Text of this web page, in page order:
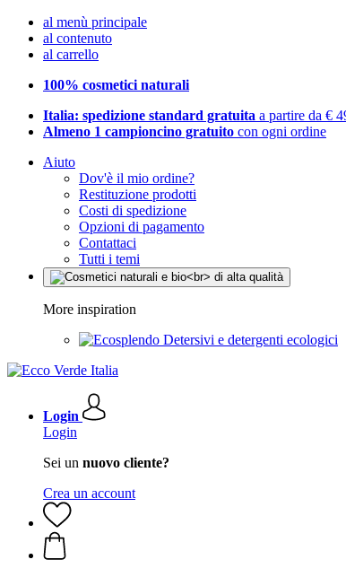
al menù principale
al contenuto
al carrello
100% cosmetici naturali
Italia: spedizione standard gratuita a partire da €
Almeno 1 campioncino gratuito con ogni ordine
Aiuto
Dov'è il mio ordine?
Restituzione prodotti
Costi di spedizione
Opzioni di pagamento
Contattaci
Tutti i temi
More inspiration
Detersivi e detergenti ecologici
Login
Login
Sei un nuovo cliente?
Crea un account